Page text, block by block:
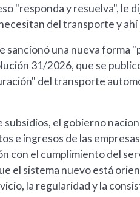
"responda y resuelva", le
del transporte y
sancionó una nueva forma
31/2026, que se
del transporte
el gobierno
e ingresos de las
con el cumplimiento del
el sistema nuevo está
la regularidad y la